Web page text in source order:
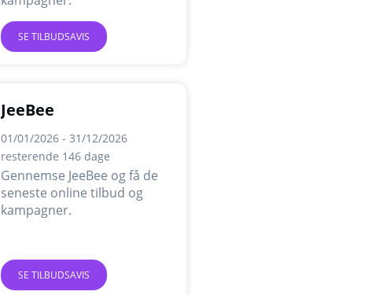
SE TILBUDSAVIS
JeeBee
01/01/2026 - 31/12/2026
resterende 146 dage
Gennemse JeeBee og få de
seneste online tilbud og
kampagner.
SE TILBUDSAVIS